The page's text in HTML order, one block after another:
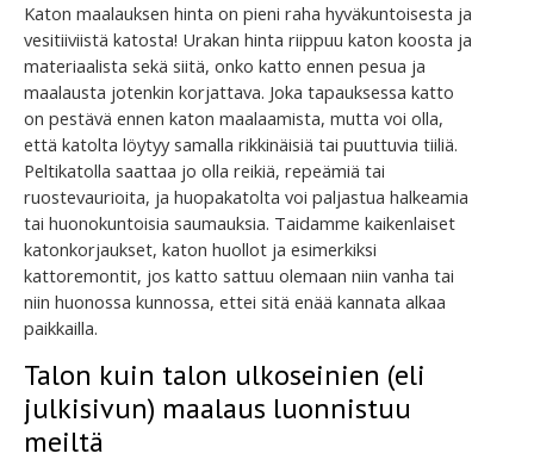
Katon maalauksen hinta on pieni raha hyväkuntoisesta ja
vesitiiviistä katosta! Urakan hinta riippuu katon koosta ja
materiaalista sekä siitä, onko katto ennen pesua ja
maalausta jotenkin korjattava. Joka tapauksessa katto
on pestävä ennen katon maalaamista, mutta voi olla,
että katolta löytyy samalla rikkinäisiä tai puuttuvia tiiliä.
Peltikatolla saattaa jo olla reikiä, repeämiä tai
ruostevaurioita, ja huopakatolta voi paljastua halkeamia
tai huonokuntoisia saumauksia. Taidamme kaikenlaiset
katonkorjaukset, katon huollot ja esimerkiksi
kattoremontit, jos katto sattuu olemaan niin vanha tai
niin huonossa kunnossa, ettei sitä enää kannata alkaa
paikkailla.
Talon kuin talon ulkoseinien (eli
julkisivun) maalaus luonnistuu
meiltä